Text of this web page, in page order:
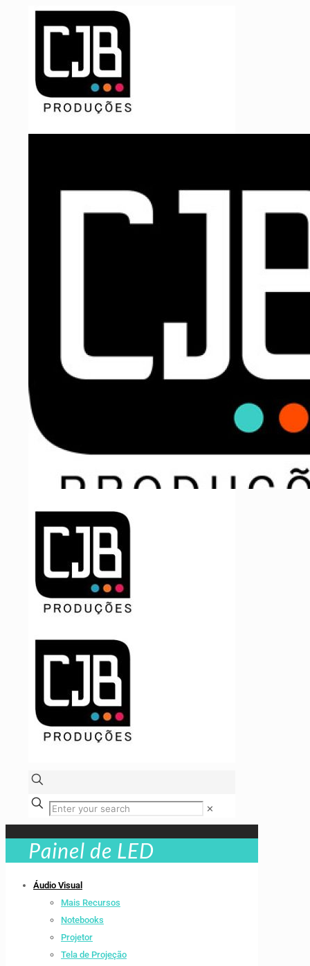
✕
Painel de LED
Áudio Visual
Mais Recursos
Notebooks
Projetor
Tela de Projeção